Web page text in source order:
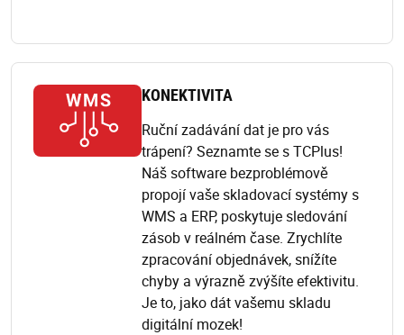
KONEKTIVITA
Ruční zadávání dat je pro vás
trápení? Seznamte se s TCPlus!
Náš software bezproblémově
propojí vaše skladovací systémy s
WMS a ERP, poskytuje sledování
zásob v reálném čase. Zrychlíte
zpracování objednávek, snížíte
chyby a výrazně zvýšíte efektivitu.
Je to, jako dát vašemu skladu
digitální mozek!